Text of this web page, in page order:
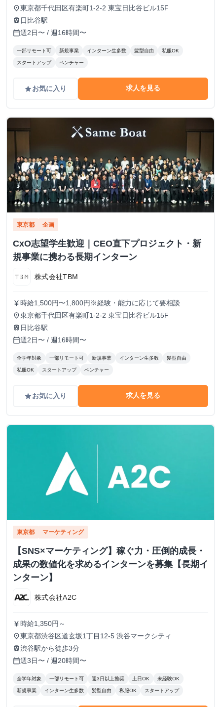
place東京都千代田区有楽町1-2-2 東宝日比谷ビル15F
train 日比谷駅
calendar_today週2日〜 / 週16時間〜
一部リモート可 新規事業 インターン生多数 髪型自由 私服OK
スタートアップ ベンチャー
gradeお気に入り 求人を見る
東京都 企画
CxO志望学生歓迎｜CEO直下プロジェクト・新
規事業に携わる長期インターン
株式会社TBM
currency_yen 時給1,500円〜1,800円※経験・能力に応じて要相談
place東京都千代田区有楽町1-2-2 東宝日比谷ビル15F
train 日比谷駅
calendar_today週2日〜 / 週16時間〜
全学年対象 一部リモート可 新規事業 インターン生多数 髪型自由
私服OK スタートアップ ベンチャー
gradeお気に入り 求人を見る
東京都 マーケティング
【SNS×マーケティング】稼ぐ力・圧倒的成長・
成果の数値化を求めるインターンを募集【長期イ
ンターン】
株式会社A2C
currency_yen 時給1,350円～
place東京都渋谷区道玄坂1丁目12-5 渋谷マークシティ
train渋谷駅から徒歩3分
calendar_today週3日〜 / 週20時間〜
全学年対象 一部リモート可 週3日以上推奨 土日OK 未経験OK
新規事業 インターン生多数 髪型自由 私服OK スタートアップ